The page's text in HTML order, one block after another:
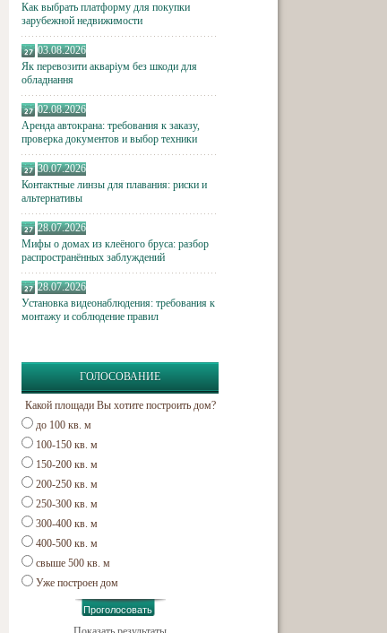
Как выбрать платформу для покупки
зарубежной недвижимости
03.08.2026
Як перевозити акваріум без шкоди для
обладнання
02.08.2026
Аренда автокрана: требования к заказу,
проверка документов и выбор техники
30.07.2026
Контактные линзы для плавания: риски и
альтернативы
28.07.2026
Мифы о домах из клеёного бруса: разбор
распространённых заблуждений
28.07.2026
Установка видеонаблюдения: требования к
монтажу и соблюдение правил
ГОЛОСОВАНИЕ
Какой площади Вы хотите построить дом?
до 100 кв. м
100-150 кв. м
150-200 кв. м
200-250 кв. м
250-300 кв. м
300-400 кв. м
400-500 кв. м
свыше 500 кв. м
Уже построен дом